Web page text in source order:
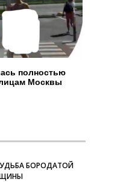
полностью
Москвы
БОРОДАТОЙ